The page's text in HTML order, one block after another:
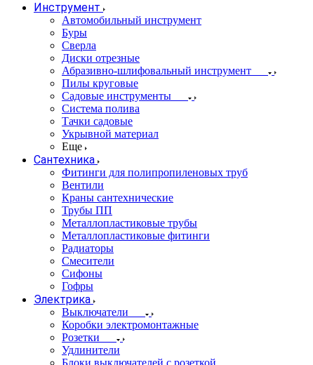
Инструмент
Автомобильный инструмент
Буры
Сверла
Диски отрезные
Абразивно-шлифовальный инструмент
Пилы круговые
Садовые инструменты
Система полива
Тачки садовые
Укрывной материал
Еще
Сантехника
Фитинги для полипропиленовых труб
Вентили
Краны сантехнические
Трубы ПП
Металлопластиковые трубы
Металлопластиковые фитинги
Радиаторы
Смесители
Сифоны
Гофры
Электрика
Выключатели
Коробки электромонтажные
Розетки
Удлинители
Блоки выключателей с розеткой